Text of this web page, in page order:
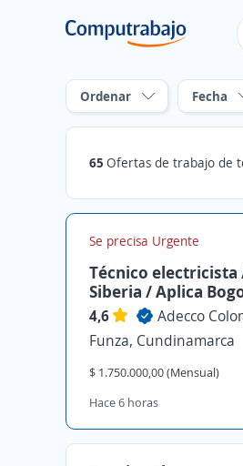
Ordenar Fecha
65 Ofertas de trabajo de tecnico
Se precisa Urgente
Técnico
Siberia / Aplica
4,6
Adecco
Funza, Cundinamarca
$ 1.750.000,00 (Mensual)
Hace 6 horas